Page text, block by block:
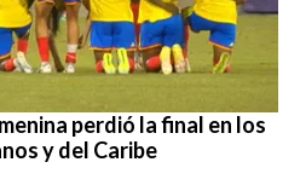
perdió la final en los
y del Caribe